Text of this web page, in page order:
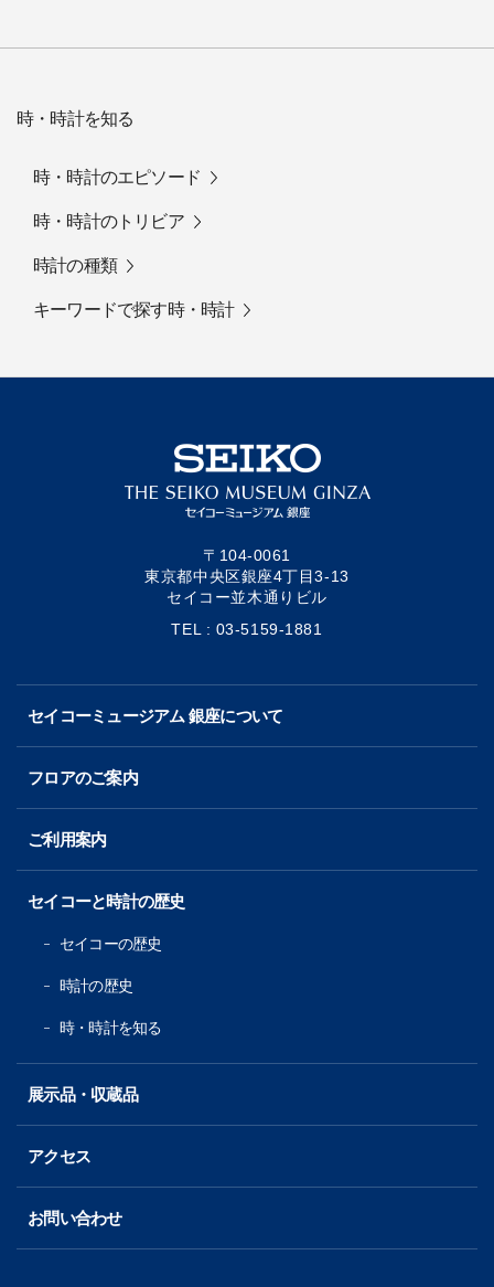
時・時計を知る
時・時計のエピソード
時・時計のトリビア
時計の種類
キーワードで探す時・時計
〒104-0061
東京都中央区銀座4丁目3-13
セイコー並木通りビル
TEL : 03-5159-1881
セイコーミュージアム 銀座について
フロアのご案内
ご利用案内
セイコーと時計の歴史
セイコーの歴史
時計の歴史
時・時計を知る
展示品・収蔵品
アクセス
お問い合わせ